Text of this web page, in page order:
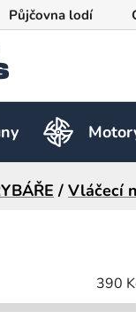
Půjčovna lodí
/ Vláčecí
390